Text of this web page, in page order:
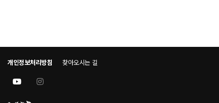
개인정보처리방침 찾아오시는 길